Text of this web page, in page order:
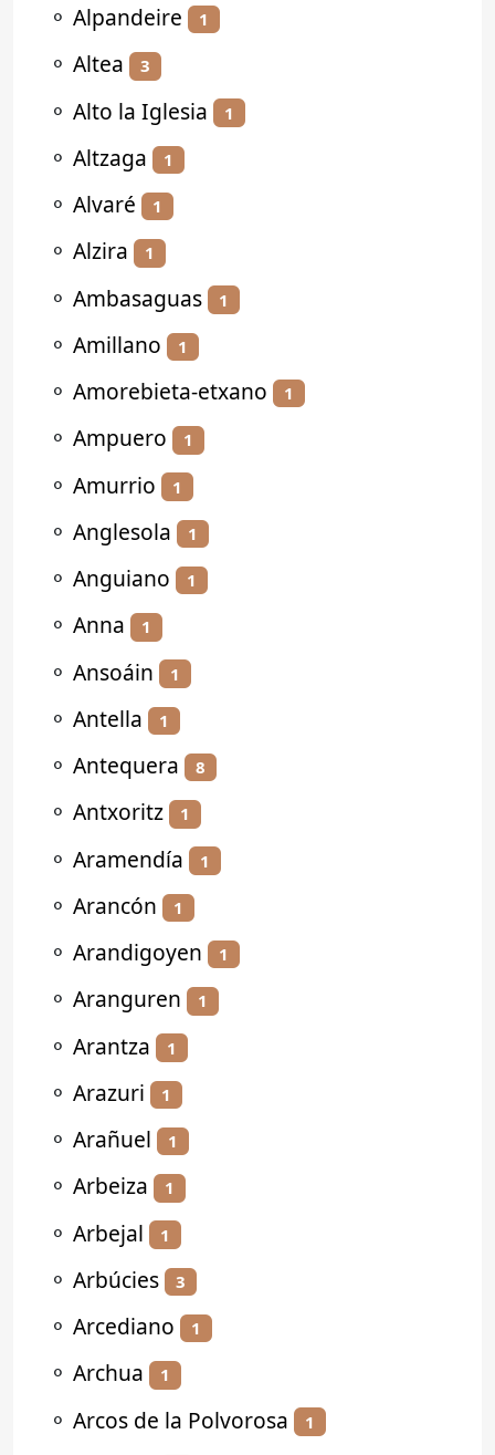
⚬ Alpandeire 1
⚬ Altea 3
⚬ Alto la Iglesia 1
⚬ Altzaga 1
⚬ Alvaré 1
⚬ Alzira 1
⚬ Ambasaguas 1
⚬ Amillano 1
⚬ Amorebieta-etxano 1
⚬ Ampuero 1
⚬ Amurrio 1
⚬ Anglesola 1
⚬ Anguiano 1
⚬ Anna 1
⚬ Ansoáin 1
⚬ Antella 1
⚬ Antequera 8
⚬ Antxoritz 1
⚬ Aramendía 1
⚬ Arancón 1
⚬ Arandigoyen 1
⚬ Aranguren 1
⚬ Arantza 1
⚬ Arazuri 1
⚬ Arañuel 1
⚬ Arbeiza 1
⚬ Arbejal 1
⚬ Arbúcies 3
⚬ Arcediano 1
⚬ Archua 1
⚬ Arcos de la Polvorosa 1